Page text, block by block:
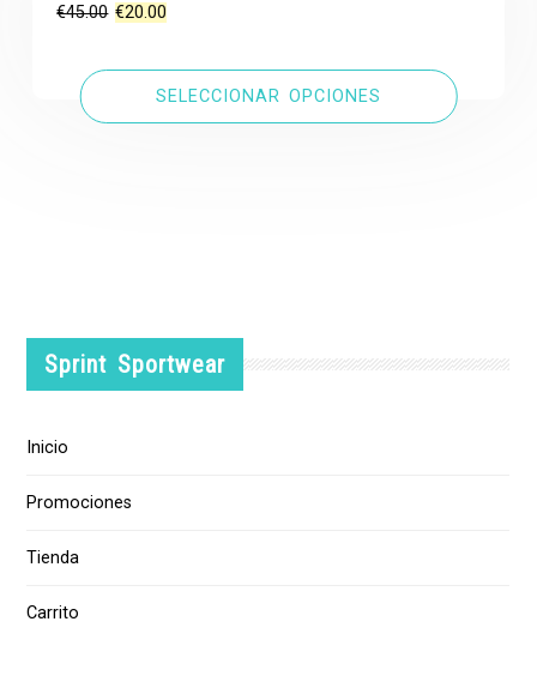
€45.00 El
original
€20.00
actual
es:
SELECCIONAR OPCIONES
Sprint Sportwear
Inicio
Promociones
Tienda
Carrito